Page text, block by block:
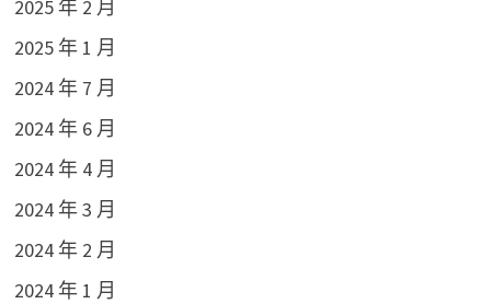
2025 年 2 月
2025 年 1 月
2024 年 7 月
2024 年 6 月
2024 年 4 月
2024 年 3 月
2024 年 2 月
2024 年 1 月